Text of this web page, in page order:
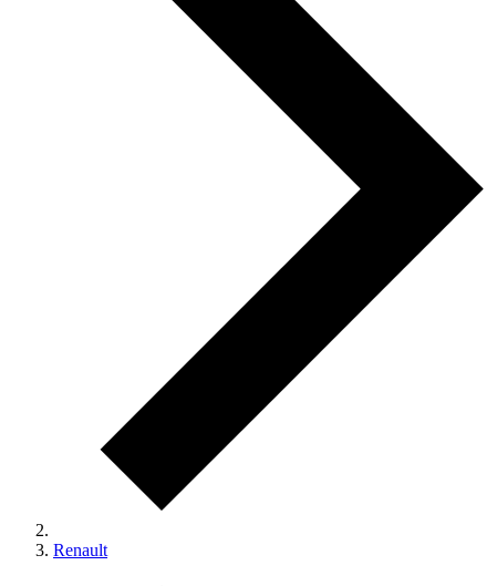
Renault